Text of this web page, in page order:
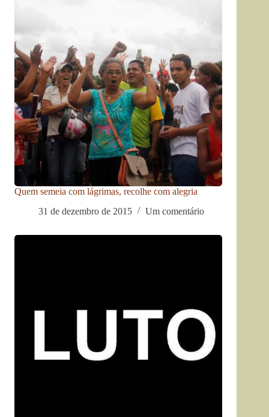
Quem semeia com lágrimas, recolhe com alegria
31 de dezembro de 2015
Um comentário